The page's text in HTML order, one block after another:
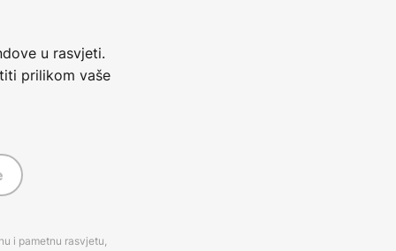
u rasvjeti.
prilikom vaše
i pametnu rasvjetu,